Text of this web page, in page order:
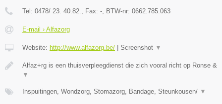
Tel: 0478/ 23. 40.82., Fax: -, BTW-nr: 0662.785.063
E-mail › Alfazorg
Website: http://www.alfazorg.be/ Screenshot ▼
Alfaz+rg is een thuisverpleegdienst die zich vooral richt op Ronse &
▼
Inspuitingen, Wondzorg, Stomazorg, Bandage, Steunkousen/ ▼